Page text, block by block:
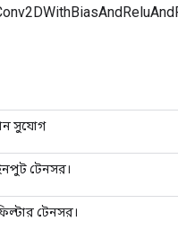
সুযোগ
টেনসর।
টেনসর।